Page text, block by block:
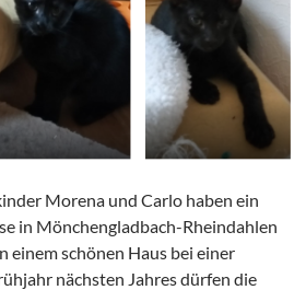
Morena und Carlo haben ein
in Mönchengladbach-Rheindahlen
einem schönen Haus bei einer
nächsten Jahres dürfen die